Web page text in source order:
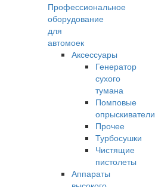
Профессиональное
оборудование
для
автомоек
Аксессуары
Генератор
сухого
тумана
Помповые
опрыскиватели
Прочее
Турбосушки
Чистящие
пистолеты
Аппараты